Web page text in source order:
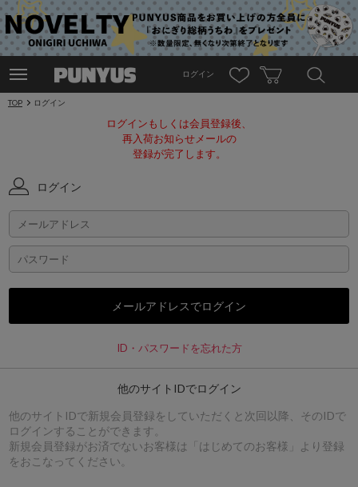
ログイン
TOP ログイン
ログインもしくは会員登録後、
再入荷お知らせメールの
登録が完了します。
ログイン
ID・パスワードを忘れた方
他のサイトIDでログイン
他のサイトIDで新規会員登録をしていただくと次回以降、そのIDで
ログインすることができます。
新規会員登録がお済でないお客様は「はじめてのお客様」より登録
をおこなってください。